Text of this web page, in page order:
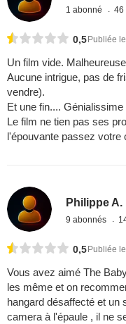
1 abonné 46
0,5Publiée
Un film vide.
Aucune intrigue, pas de
vendre).
Et une fin....
Le film ne tien pas ses
l'épouvante passez votre
Philippe A.
9 abonnés
0,5 Publiée
Vous avez aimé The
les même et on
hangard désaffecté et un
camera à l'épaule , il ne